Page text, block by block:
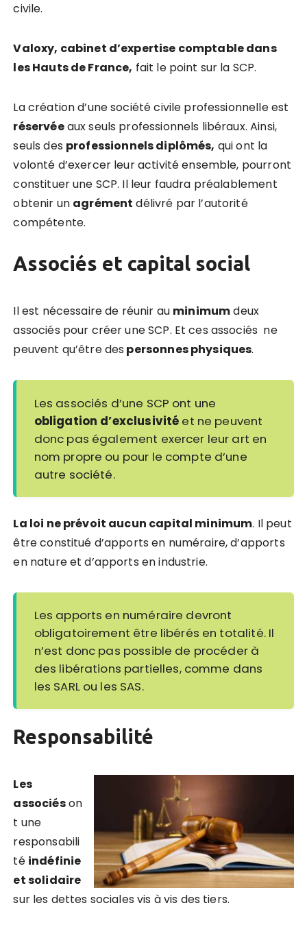
civile.
Valoxy, cabinet d’expertise comptable dans
les Hauts de France, fait le point sur la SCP.
La création d’une société civile professionnelle est
réservéeaux seuls professionnels libéraux. Ainsi,
seuls des professionnels diplômés, qui ont la
volonté d’exercer leur activité ensemble, pourront
constituer une SCP. Il leur faudra préalablement
obtenir un agrément délivré par l’autorité
compétente.
Associés et capital social
Il est nécessaire de réunir au minimumdeux
associés pour créer une SCP. Et ces associés ne
peuvent qu’être des personnes physiques.
Les associés d’une SCP ont une
obligation d’exclusivité et ne peuvent
donc pas également exercer leur art en
nom propre ou pour le compte d’une
autre société.
La loi ne prévoit aucun capital minimum. Il peut
être constitué d’apports en numéraire, d’apports
en nature et d’apports en industrie.
Les apports en numéraire devront
obligatoirement être libérés en totalité. Il
n’est donc pas possible de procéder à
des libérations partielles, comme dans
les SARL ou les SAS.
Responsabilité
Les
associéson
t une
responsabili
té indéfinie
et solidaire
sur les dettes sociales vis à vis des tiers.